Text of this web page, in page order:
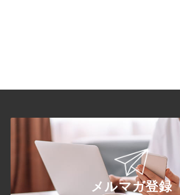
メルマガ登録